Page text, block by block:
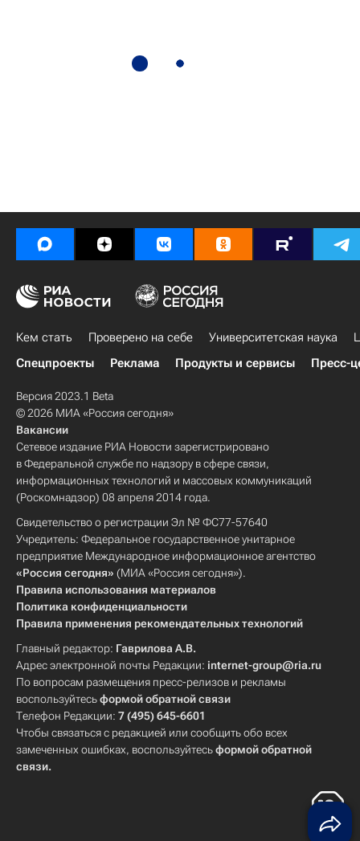
Кем стать Проверено на себе Университетская наука
Спецпроекты
Реклама Продукты и сервисы Пресс-
Версия 2023.1 Beta
© 2026 МИА «Россия сегодня»
Вакансии
Сетевое издание РИА Новости зарегистрировано
в Федеральной службе по надзору в сфере связи,
информационных технологий и массовых коммуникаций
(Роскомнадзор) 08 апреля 2014 года.
Свидетельство о регистрации Эл № ФС77-57640
Учредитель: Федеральное государственное унитарное
предприятие Международное информационное агентство
«Россия сегодня» (МИА «Россия сегодня»).
Правила использования материалов
Политика конфиденциальности
Правила применения рекомендательных технологий
Главный редактор: Гаврилова А.В.
Адрес электронной почты Редакции: internet-group@ria.ru
По вопросам размещения пресс-релизов и рекламы
воспользуйтесьформой обратной связи
Телефон Редакции: 7 (495) 645-6601
Чтобы связаться с редакцией или сообщить обо всех
замеченных ошибках, воспользуйтесьформой обратной
связи.